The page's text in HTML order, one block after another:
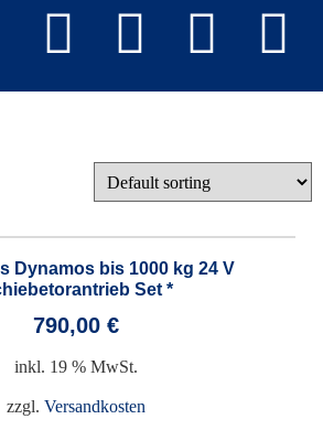
Dynamos bis 1000 kg 24 V
Set *
790,00 €
inkl. 19 % MwSt.
zzgl. Versandkosten